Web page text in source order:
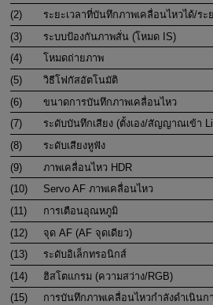
(2)
ระยะเวลาที่บันทึกภาพเคลื่อนไหวได้/ระ
(3)
ระบบป้องกันภาพสั่น (โหมด IS)
(4)
โหมดถ่ายภาพ
(5)
วิธีโฟกัสอัตโนมัติ
(6)
ขนาดการบันทึกภาพเคลื่อนไหว
(7)
ระดับบันทึกเสียง (ตั้งเอง/สัญญาณเข้า
(8)
ระดับเสียงหูฟัง
(9)
ภาพเคลื่อนไหว HDR
(10)
Servo AF ภาพเคลื่อนไหว
(11)
การเตือนอุณหภูมิ
(12)
จุด AF (AF จุดเดียว)
(13)
ระดับอิเล็กทรอนิกส์
(14)
ฮิสโตแกรม (ความสว่าง/RGB)
(15)
การบันทึกภาพเคลื่อนไหวกำลังดำเนินก